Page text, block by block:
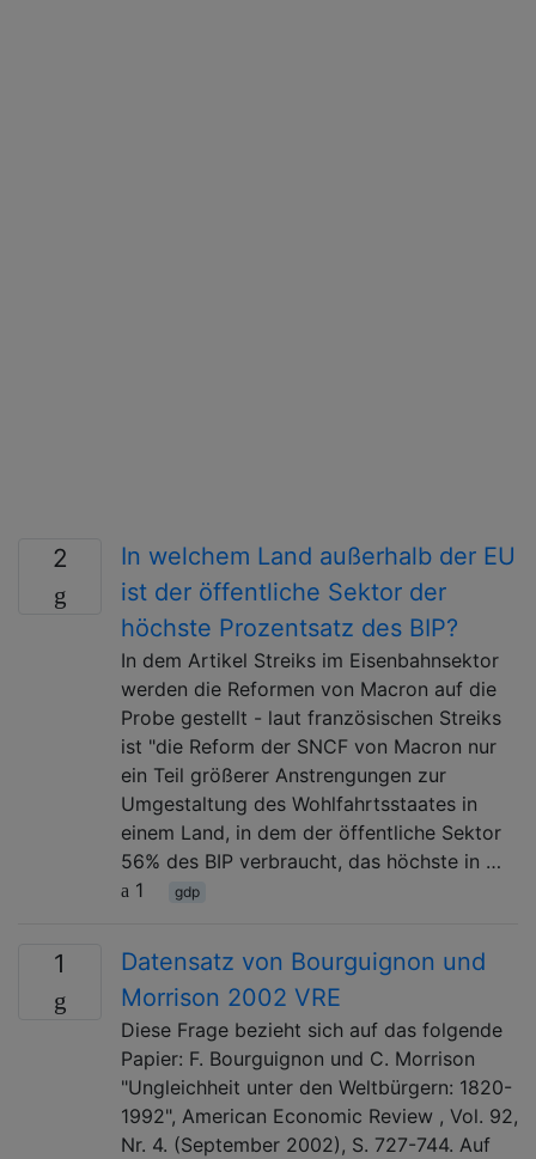
2
In welchem ​​Land außerhalb der EU
ist der öffentliche Sektor der
höchste Prozentsatz des BIP?
In dem Artikel Streiks im Eisenbahnsektor
werden die Reformen von Macron auf die
Probe gestellt - laut französischen Streiks
ist "die Reform der SNCF von Macron nur
ein Teil größerer Anstrengungen zur
Umgestaltung des Wohlfahrtsstaates in
einem Land, in dem der öffentliche Sektor
56% des BIP verbraucht, das höchste in …
1
gdp
1
Datensatz von Bourguignon und
Morrison 2002 VRE
Diese Frage bezieht sich auf das folgende
Papier: F. Bourguignon und C. Morrison
"Ungleichheit unter den Weltbürgern: 1820-
1992", American Economic Review , Vol. 92,
Nr. 4. (September 2002), S. 727-744. Auf